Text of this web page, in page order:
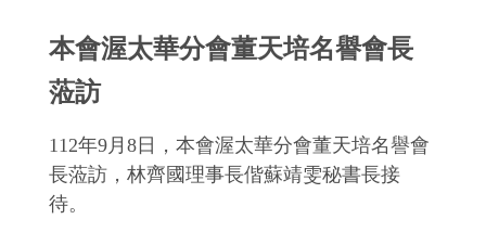
本會渥太華分會董天培名譽會長
蒞訪
112年9月8日，本會渥太華分會董天培名譽會
長蒞訪，林齊國理事長偕蘇靖雯秘書長接
待。